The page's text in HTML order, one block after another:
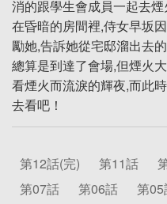
消的跟學生會成員一起去
在昏暗的房間裡,侍女早坂
勵她,告訴她從宅邸溜出去
總算是到達了會場,但煙火
看煙火而流淚的輝夜,而此
去看吧！
第12話(完) 第11話
第07話
第06話 第05